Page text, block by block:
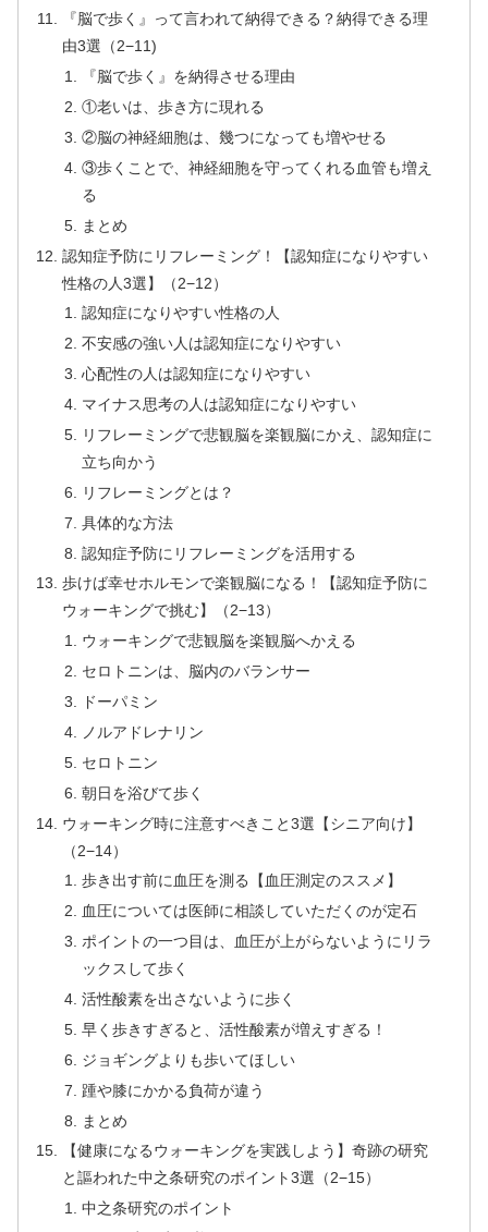
『脳で歩く』って言われて納得できる？納得できる理
由3選（2−11)
『脳で歩く』を納得させる理由
①老いは、歩き方に現れる
②脳の神経細胞は、幾つになっても増やせる
③歩くことで、神経細胞を守ってくれる血管も増え
る
まとめ
認知症予防にリフレーミング！【認知症になりやすい
性格の人3選】（2−12）
認知症になりやすい性格の人
不安感の強い人は認知症になりやすい
心配性の人は認知症になりやすい
マイナス思考の人は認知症になりやすい
リフレーミングで悲観脳を楽観脳にかえ、認知症に
立ち向かう
リフレーミングとは？
具体的な方法
認知症予防にリフレーミングを活用する
歩けば幸せホルモンで楽観脳になる！【認知症予防に
ウォーキングで挑む】（2−13）
ウォーキングで悲観脳を楽観脳へかえる
セロトニンは、脳内のバランサー
ドーパミン
ノルアドレナリン
セロトニン
朝日を浴びて歩く
ウォーキング時に注意すべきこと3選【シニア向け】
（2−14）
歩き出す前に血圧を測る【血圧測定のススメ】
血圧については医師に相談していただくのが定石
ポイントの一つ目は、血圧が上がらないようにリラ
ックスして歩く
活性酸素を出さないように歩く
早く歩きすぎると、活性酸素が増えすぎる！
ジョギングよりも歩いてほしい
踵や膝にかかる負荷が違う
まとめ
【健康になるウォーキングを実践しよう】奇跡の研究
と謳われた中之条研究のポイント3選（2−15）
中之条研究のポイント